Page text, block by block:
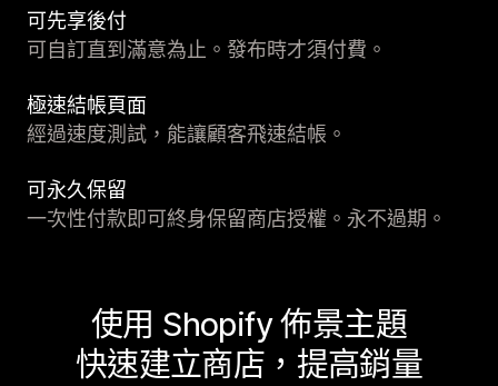
可先享後付
可自訂直到滿意為止。發布時才須付費。
極速結帳頁面
經過速度測試，能讓顧客飛速結帳。
可永久保留
一次性付款即可終身保留商店授權。永不過期。
使用 Shopify 佈景主題
快速建立商店，提高銷量